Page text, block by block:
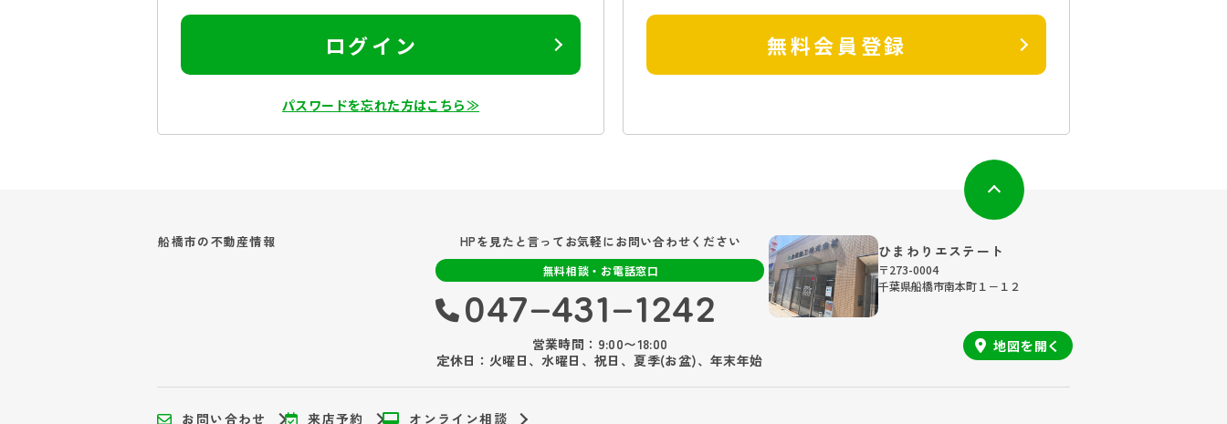
ログイン
パスワードを忘れた方はこちら≫
無料会員登録
船橋市の不動産情報 HPを見たと言ってお気軽にお問い合わせください
無料相談・お電話窓口
047‐431‐1242
営業時間：9:00〜18:00
定休日：火曜日、水曜日、祝日、夏季(お盆)、年末年始
ひまわりエステート
〒273-0004
千葉県船橋市南本町１－１２
地図を開く
お問い合わせ 来店予約 オンライン相談